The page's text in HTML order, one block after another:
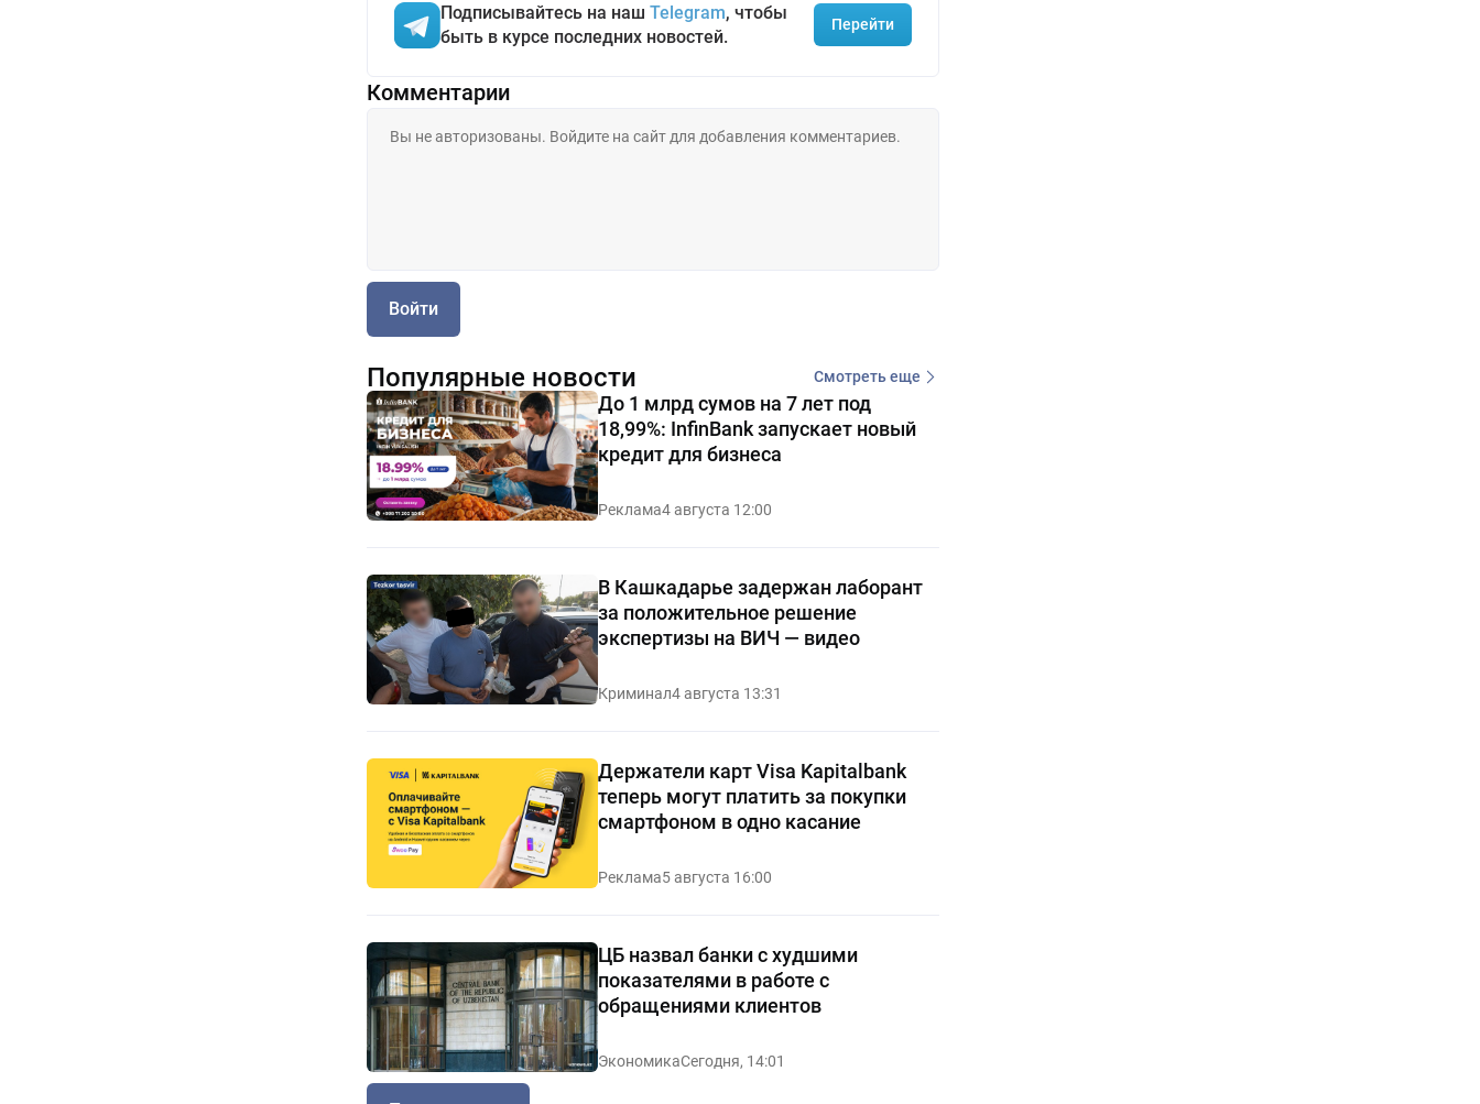
Подписывайтесь на наш Telegram, чтобы
быть в курсе последних новостей.
Перейти
Комментарии
Войти
Популярные новости Смотреть еще
До 1 млрд сумов на 7 лет под
18,99%: InfinBank запускает новый
кредит для бизнеса
Реклама4 августа 12:00
В Кашкадарье задержан лаборант
за положительное решение
экспертизы на ВИЧ — видео
Криминал4 августа 13:31
Держатели карт Visa Kapitalbank
теперь могут платить за покупки
смартфоном в одно касание
Реклама5 августа 16:00
ЦБ назвал банки с худшими
показателями в работе с
обращениями клиентов
ЭкономикаСегодня, 14:01